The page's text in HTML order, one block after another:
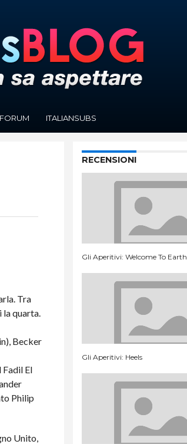
FORUM ITALIANSUBS
Tra
la quarta.
Becker
Fadil El
Philip
Unito,
RECENSIONI
Gli Aperitivi: Welcome To Earth
Gli Aperitivi: Heels